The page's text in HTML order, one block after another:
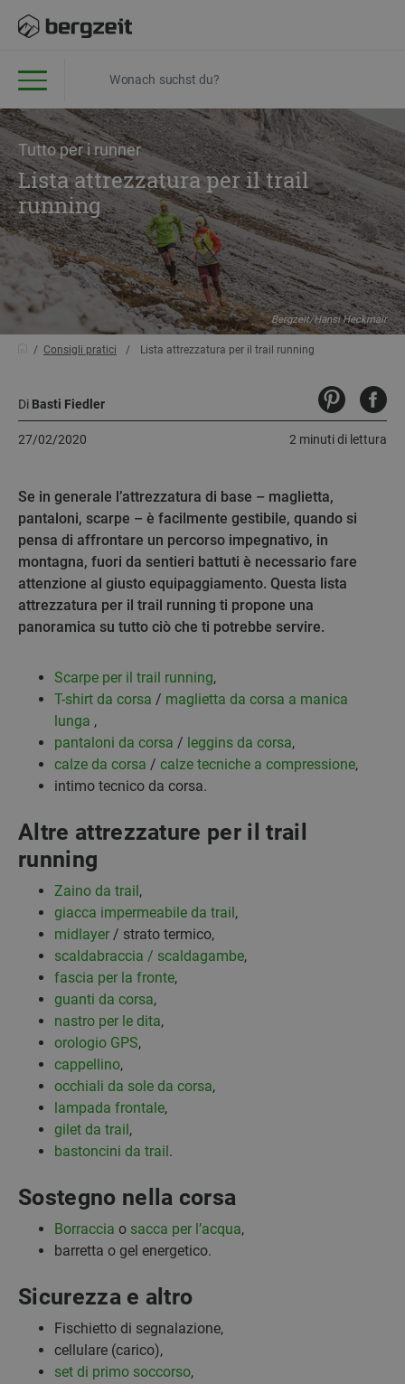
Tutto per i runner
Lista attrezzatura per il trail
running
Bergzeit/Hansi Heckmair
Consigli pratici Lista attrezzatura per il trail running
Di Basti Fiedler
2 minuti di lettura
27/02/2020
Se in generale l’attrezzatura di base – maglietta,
pantaloni, scarpe – è facilmente gestibile, quando si
pensa di affrontare un percorso impegnativo, in
montagna, fuori da sentieri battuti è necessario fare
attenzione al giusto equipaggiamento. Questa lista
attrezzatura per il trail running ti propone una
panoramica su tutto ciò che ti potrebbe servire.
Scarpe per il trail running,
T-shirt da corsa / maglietta da corsa a manica
lunga ,
pantaloni da corsa / leggins da corsa,
calze da corsa / calze tecniche a compressione,
intimo tecnico da corsa.
Altre attrezzature per il trail
running
Zaino da trail,
giacca impermeabile da trail,
midlayer / strato termico,
scaldabraccia / scaldagambe,
fascia per la fronte,
guanti da corsa,
nastro per le dita,
orologio GPS,
cappellino,
occhiali da sole da corsa,
lampada frontale,
gilet da trail,
bastoncini da trail.
Sostegno nella corsa
Borraccia o sacca per l’acqua,
barretta o gel energetico.
Sicurezza e altro
Fischietto di segnalazione,
cellulare (carico),
set di primo soccorso,